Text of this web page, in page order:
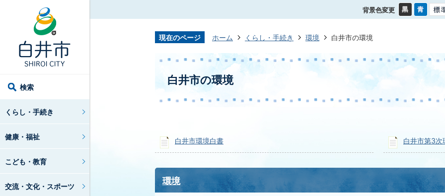
検索
くらし・手続き
健康・福祉
こども・教育
交流・文化・スポーツ
背景色変更
現在のページ ホーム くらし・手続き 環境 白井市の環境
白井市の環境
白井市環境白書 白井市第3次
環境